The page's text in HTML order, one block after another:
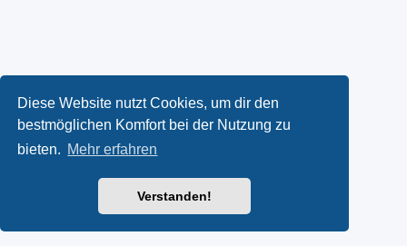
Diese Website nutzt Cookies, um dir den
bestmöglichen Komfort bei der Nutzung zu
bieten. Mehr erfahren
Verstanden!